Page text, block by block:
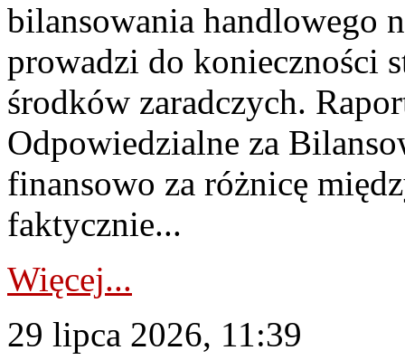
bilansowania handlowego
prowadzi do konieczności
środków zaradczych.
Odpowiedzialne za
finansowo za różnicę
faktycznie...
Więcej...
29 lipca 2026, 11:39